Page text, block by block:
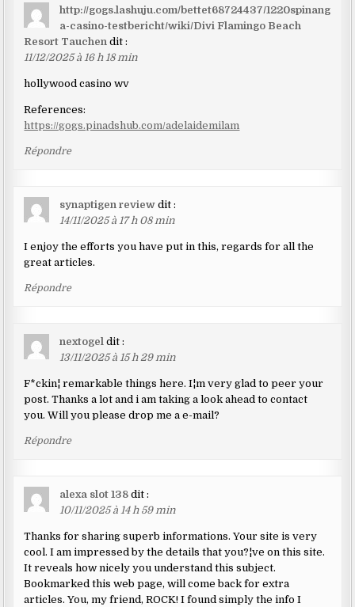
http://gogs.lashuju.com/bettet68724437/1220spinang
a-casino-testbericht/wiki/Divi Flamingo Beach
Resort Tauchen dit :
11/12/2025 à 16 h 18 min
hollywood casino wv
References:
https://gogs.pinadshub.com/adelaidemilam
Répondre
synaptigen review dit :
14/11/2025 à 17 h 08 min
I enjoy the efforts you have put in this, regards for all the
great articles.
Répondre
nextogel dit :
13/11/2025 à 15 h 29 min
F*ckin¦ remarkable things here. I¦m very glad to peer your
post. Thanks a lot and i am taking a look ahead to contact
you. Will you please drop me a e-mail?
Répondre
alexa slot 138 dit :
10/11/2025 à 14 h 59 min
Thanks for sharing superb informations. Your site is very
cool. I am impressed by the details that you?¦ve on this site.
It reveals how nicely you understand this subject.
Bookmarked this web page, will come back for extra
articles. You, my friend, ROCK! I found simply the info I